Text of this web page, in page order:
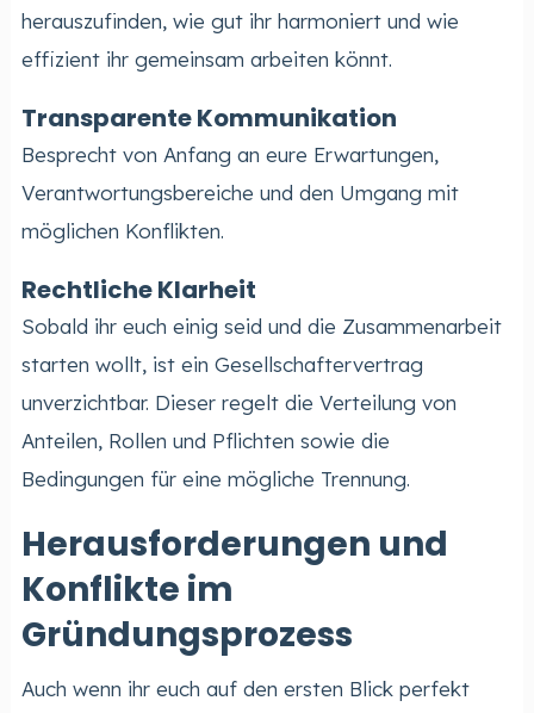
herauszufinden, wie gut ihr harmoniert und wie
effizient ihr gemeinsam arbeiten könnt.
Transparente Kommunikation
Besprecht von Anfang an eure Erwartungen,
Verantwortungsbereiche und den Umgang mit
möglichen Konflikten.
Rechtliche Klarheit
Sobald ihr euch einig seid und die Zusammenarbeit
starten wollt, ist ein Gesellschaftervertrag
unverzichtbar. Dieser regelt die Verteilung von
Anteilen, Rollen und Pflichten sowie die
Bedingungen für eine mögliche Trennung.
Herausforderungen und
Konflikte im
Gründungsprozess
Auch wenn ihr euch auf den ersten Blick perfekt